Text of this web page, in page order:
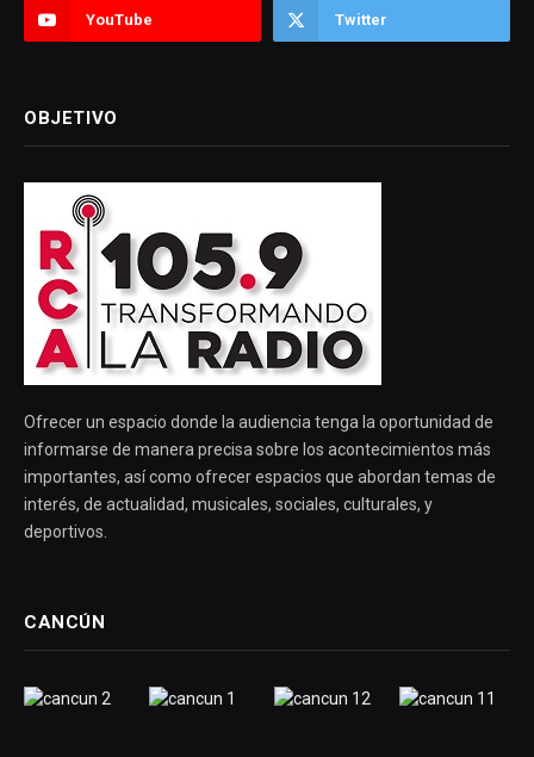
YouTube Twitter
OBJETIVO
Ofrecer un espacio donde la audiencia tenga la oportunidad de
informarse de manera precisa sobre los acontecimientos más
importantes, así como ofrecer espacios que abordan temas de
interés, de actualidad, musicales, sociales, culturales, y
deportivos.
CANCÚN